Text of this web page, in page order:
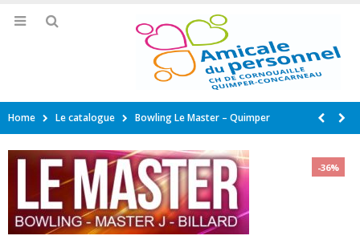
Home Le catalogue Bowling Le Master – Quimper
-36%